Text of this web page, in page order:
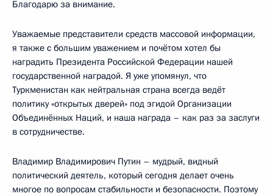
Благодарю за внимание.
Уважаемые представители средств массовой информации,
я также с большим уважением и почётом хотел бы
наградить Президента Российской Федерации нашей
государственной наградой. Я уже упомянул, что
Туркменистан как нейтральная страна всегда ведёт
политику «открытых дверей» под эгидой Организации
Объединённых Наций, и наша награда – как раз за заслуги
в сотрудничестве.
Владимир Владимирович Путин – мудрый, видный
политический деятель, который сегодня делает очень
многое по вопросам стабильности и безопасности. Поэтому